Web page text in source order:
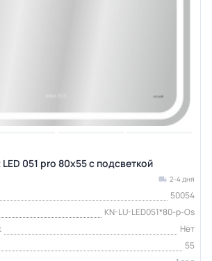
051 pro 80x55 с подсветкой
2-4 дня
50054
KN-LU-LED051*80-p-Os
Нет
55